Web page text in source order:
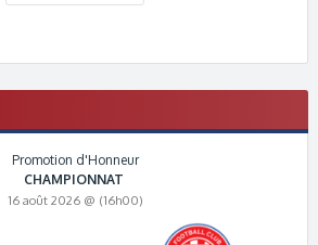
Promotion d'Honneur
CHAMPIONNAT
16 août 2026 @ (16h00)